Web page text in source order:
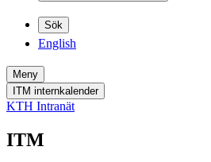
Sök
English
Meny
ITM internkalender
KTH Intranät
ITM